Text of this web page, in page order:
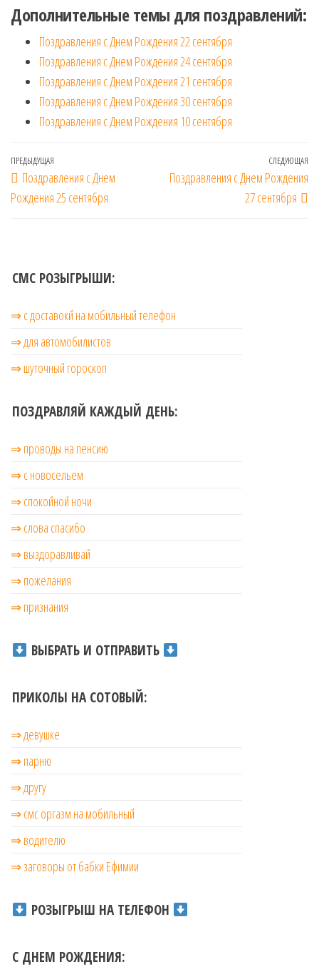
Дополнительные темы для поздравлений:
Поздравления с Днем Рождения 22 сентября
Поздравления с Днем Рождения 24 сентября
Поздравления с Днем Рождения 21 сентября
Поздравления с Днем Рождения 30 сентября
Поздравления с Днем Рождения 10 сентября
Навигация
по
записям
Предыдущая
запись
ПРЕДЫДУЩАЯ
Поздравления с Днем
Рождения 25 сентября
СЛЕДУЮЩАЯ
Поздравления с Днем Рождения
27 сентября
СМС РОЗЫГРЫШИ:
⇒ с доставокй на мобильный телефон
⇒ для автомобилистов
⇒ шуточный гороскоп
ПОЗДРАВЛЯЙ КАЖДЫЙ ДЕНЬ:
⇒ проводы на пенсию
⇒ с новосельем
⇒ cпокойной ночи
⇒ слова спасибо
⇒ выздоравливай
⇒ пожелания
⇒ признания
ВЫБРАТЬ И ОТПРАВИТЬ
ПРИКОЛЫ НА СОТОВЫЙ:
⇒ девушке
⇒ парню
⇒ другу
⇒ смс оргазм на мобильный
⇒ водителю
⇒ заговоры от бабки Ефимии
РОЗЫГРЫШ НА ТЕЛЕФОН
С ДНЕМ РОЖДЕНИЯ: